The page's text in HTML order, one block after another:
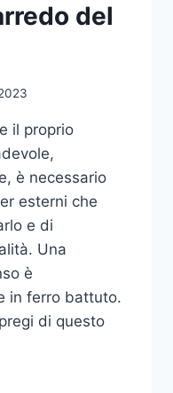
del
il proprio
è necessario
esterni che
e di
Una
è
in ferro battuto.
di questo